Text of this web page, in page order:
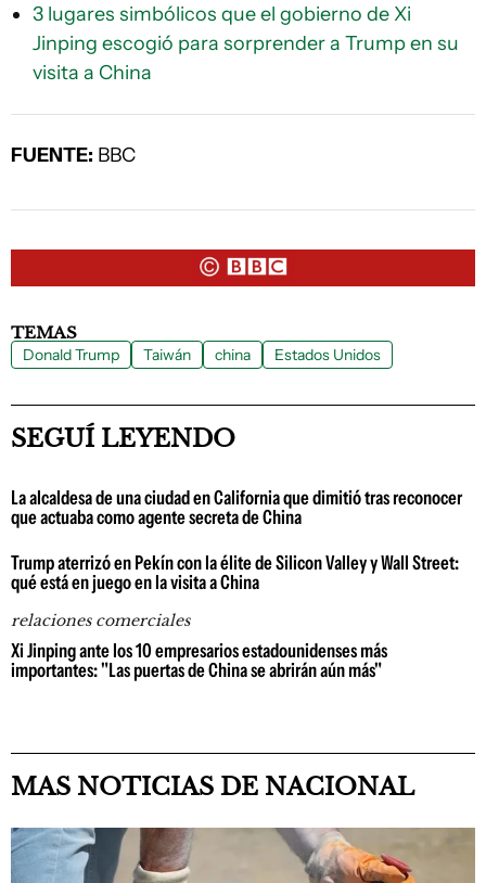
3 lugares simbólicos que el gobierno de Xi
Jinping escogió para sorprender a Trump en su
visita a China
FUENTE: BBC
TEMAS
Donald Trump Taiwán china Estados Unidos
SEGUÍ LEYENDO
La alcaldesa de una ciudad en California que dimitió tras reconocer
que actuaba como agente secreta de China
Trump aterrizó en Pekín con la élite de Silicon Valley y Wall Street:
qué está en juego en la visita a China
relaciones comerciales
Xi Jinping ante los 10 empresarios estadounidenses más
importantes: "Las puertas de China se abrirán aún más"
MAS NOTICIAS DE NACIONAL